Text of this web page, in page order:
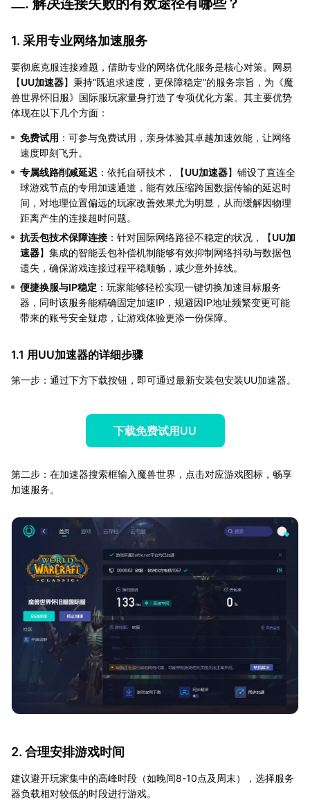
1. 采用专业网络加速服务
要彻底克服连接难题，借助专业的网络优化服务是核心对策。网易
【UU加速器】秉持“既追求速度，更保障稳定”的服务宗旨，为《魔
兽世界怀旧服》国际服玩家量身打造了专项优化方案。其主要优势
体现在以下几个方面：
免费试用 ：可参与免费试用，亲身体验其卓越加速效能，让网络
速度即刻飞升。
专属线路削减延迟 ：依托自研技术，【UU加速器】铺设了直连全
球游戏节点的专用加速通道，能有效压缩跨国数据传输的延迟时
间，对地理位置偏远的玩家改善效果尤为明显，从而缓解因物理
距离产生的连接超时问题。
抗丢包技术保障连接 ：针对国际网络路径不稳定的状况，【UU加
速器】集成的智能丢包补偿机制能够有效抑制网络抖动与数据包
遗失，确保游戏连接过程平稳顺畅，减少意外掉线。
便捷换服与IP稳定 ：玩家能够轻松实现一键切换加速目标服务
器，同时该服务能精确固定加速IP，规避因IP地址频繁变更可能
带来的账号安全疑虑，让游戏体验更添一份保障。
1.1 用UU加速器的详细步骤
第一步：通过下方下载按钮，即可通过最新安装包安装UU加速器。
下载免费试用UU
第二步：在加速器搜索框输入魔兽世界，点击对应游戏图标，畅享
加速服务。
2. 合理安排游戏时间
建议避开玩家集中的高峰时段（如晚间8-10点及周末），选择服务
器负载相对较低的时段进行游戏。